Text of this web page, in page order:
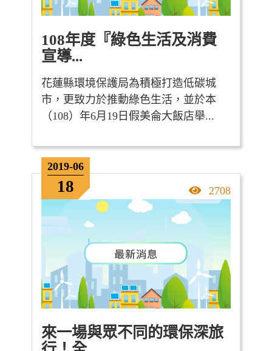
108年度『綠色生活及消費
宣導...
花蓮縣環境保護局為積極打造低碳城
市，更致力於推動綠色生活，並於本
（108）年6月19日假美侖大飯店舉...
2019-06
18 點擊率
2708
來一場與眾不同的環保深旅